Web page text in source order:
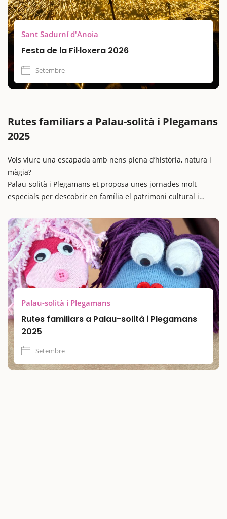
Sant Sadurní d'Anoia
Festa de la Fil·loxera 2026
Setembre
Rutes familiars a Palau-solità i Plegamans
2025
Vols viure una escapada amb nens plena d’història, natura i
màgia?
Palau-solità i Plegamans et proposa unes jornades molt
especials per descobrir en família el patrimoni cultural i
titelles, el llegat de la família Folch i Torres i els espais
emblemàtics del poble, com la Masia de Can Falguera, el
Museu Internacional dels Titelles de Catalunya i el Castell de
Plegamans. Una experiència ideal per a famílies que busquen
activitats infantils i culturals que combinen natura i
imaginació.
Palau-solità i Plegamans
Rutes familiars a Palau-solità i Plegamans
2025
Setembre